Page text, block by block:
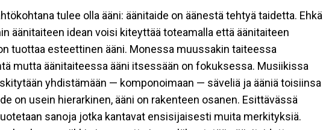
tulee olla ääni: äänitaide on äänestä tehtyä taidetta. Ehkä
äänitaiteen idean voisi kiteyttää toteamalla että äänitaiteen
tuottaa esteettinen ääni. Monessa muussakin taiteessa
mutta äänitaiteessa ääni itsessään on fokuksessa. Musiikissa
yhdistämään — komponoimaan — säveliä ja ääniä tois​ii​nsa
on usein hierarkinen, ääni on ​rakenteen osanen​. Esittävässä
sanoja jotka kantavat ensisijaisesti muita merkityksiä.